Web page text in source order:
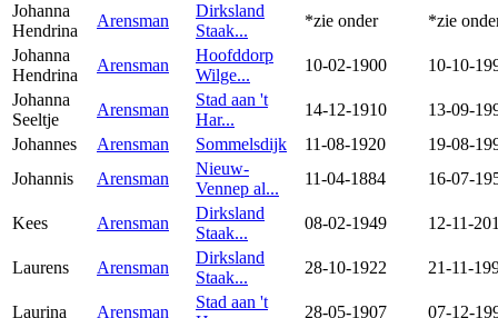
Johanna
Hendrina
Arensman
Dirksland
Staak...
*zie onder
*zie
Johanna
Hendrina
Arensman
Hoofddorp
Wilge...
10-02-1900
10-10-
Johanna
Seeltje
Arensman
Stad aan 't
Har...
14-12-1910
13-09-
Johannes
Arensman Sommelsdijk 11-08-1920
19-08-
Johannis
Arensman
Nieuw-
Vennep al...
11-04-1884 16-07-
Kees Arensman
Dirksland
Staak...
08-02-1949 12-11-
Laurens Arensman
Dirksland
Staak...
28-10-1922 21-11-
Laurina Arensman
Stad aan 't
28-05-1907 07-12-